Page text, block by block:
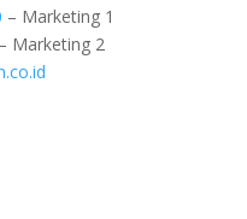
– Marketing 1
– Marketing 2